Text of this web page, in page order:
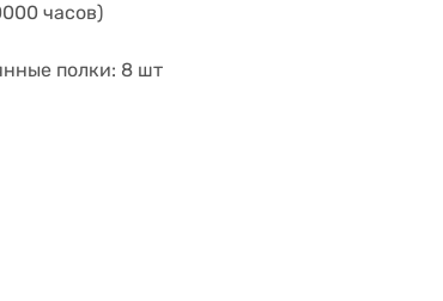
часов)
полки: 8 шт